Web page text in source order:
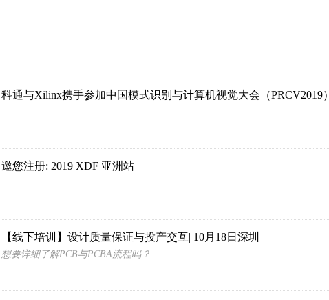
科通与Xilinx携手参加中国模式识别与计算机视觉大会（PRCV2019）
邀您注册: 2019 XDF 亚洲站
【线下培训】设计质量保证与投产交互| 10月18日深圳
想要详细了解PCB与PCBA流程吗？